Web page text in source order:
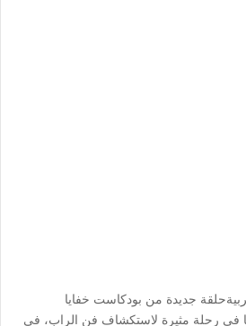
جديدة من بودكاست خفايا
في رحلة مثيرة لاستكشاف فن الراب، في